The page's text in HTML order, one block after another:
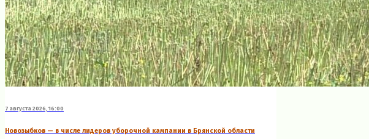
7 августа 2026, 16:00
Новозыбков — в числе лидеров уборочной кампании в Брянской области